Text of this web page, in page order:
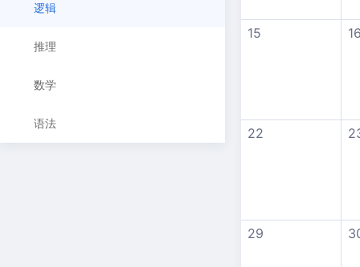
逻辑
推理
数学
语法
15
22
29